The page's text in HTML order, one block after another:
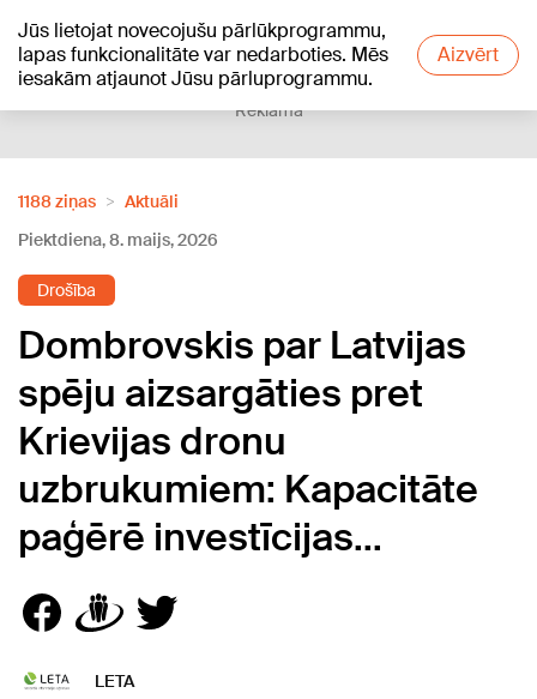
Jūs lietojat novecojušu pārlūkprogrammu,
lapas funkcionalitāte var nedarboties. Mēs
iesakām atjaunot Jūsu pārluprogrammu.
Aizvērt
+20°C
Reklāma
1188 ziņas
Aktuāli
Piektdiena, 8. maijs, 2026
Drošība
Dombrovskis par Latvijas
spēju aizsargāties pret
Krievijas dronu
uzbrukumiem: Kapacitāte
paģērē investīcijas...
LETA